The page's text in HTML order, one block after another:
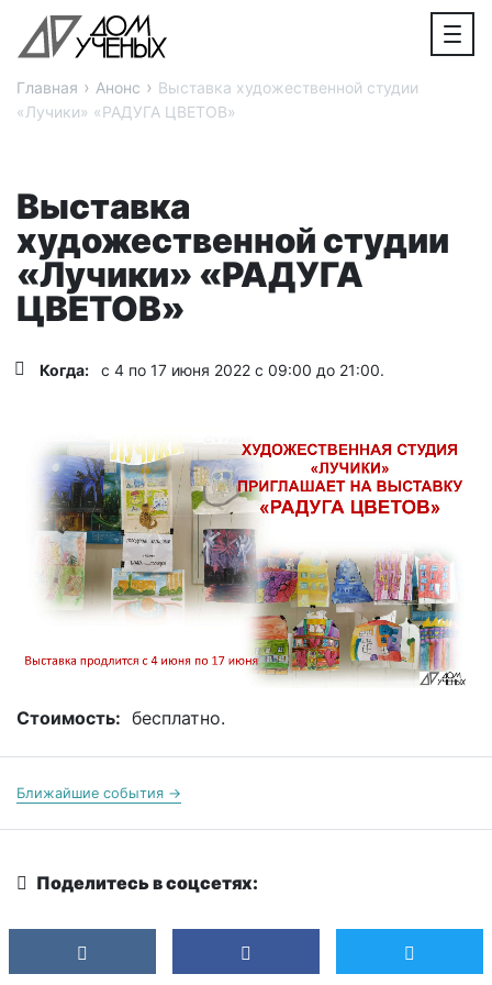
Главная › Анонс › Выставка художественной студии
«Лучики» «РАДУГА ЦВЕТОВ»
Выставка
художественной студии
«Лучики» «РАДУГА
ЦВЕТОВ»
Когда: с 4 по 17 июня 2022 с 09:00 до 21:00.
Стоимость: бесплатно.
Ближайшие события →
Поделитесь в соцсетях: